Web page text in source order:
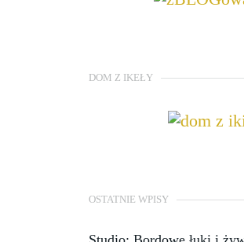
DOM Z IKEŁY
OSTATNIE WPISY